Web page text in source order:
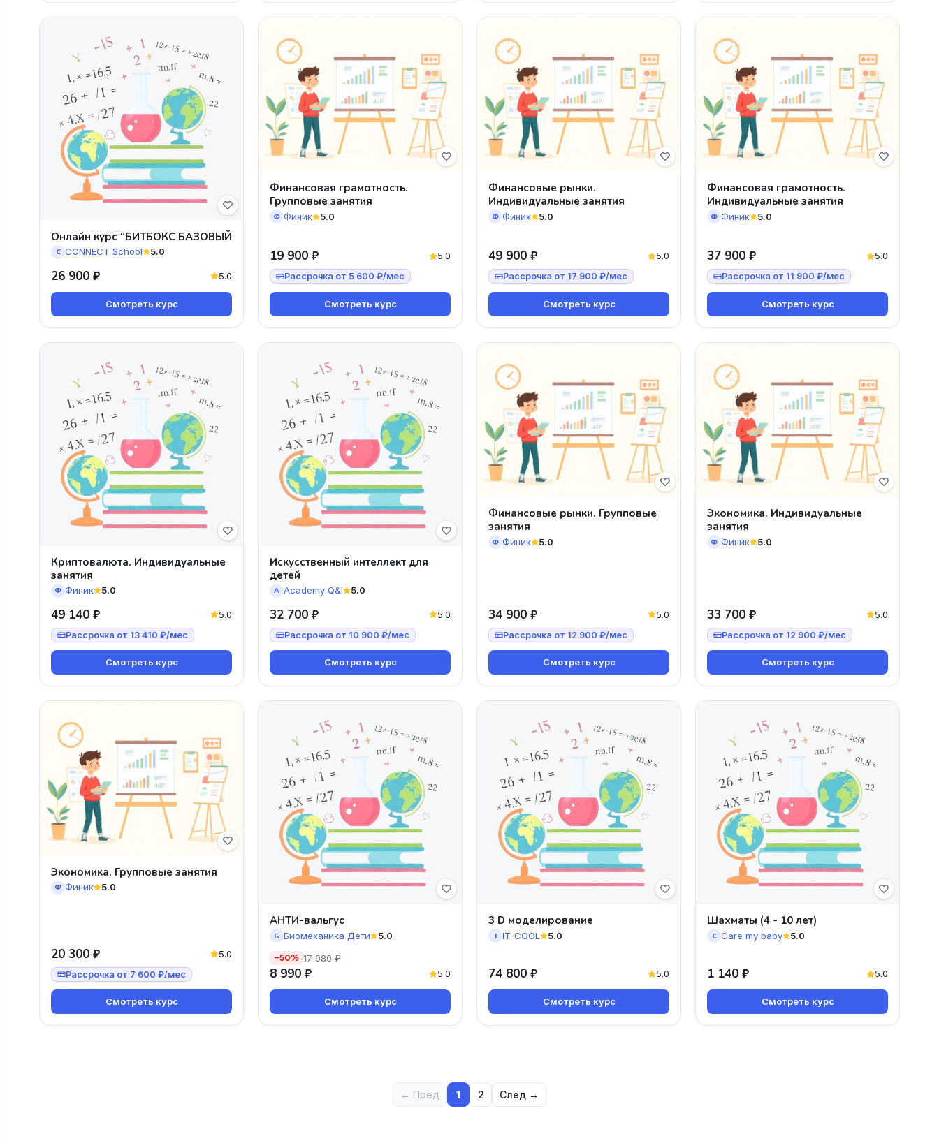
Онлайн курс “БИТБОКС БАЗОВЫЙ
C CONNECT School 5.0
26 900 ₽ 5.0
Смотреть курс
Финансовая грамотность.
Групповые занятия
Ф Финик 5.0
19 900 ₽ 5.0
Рассрочка от 5 600 ₽/мес
Смотреть курс
Финансовые рынки.
Индивидуальные занятия
Ф Финик 5.0
49 900 ₽ 5.0
Рассрочка от 17 900 ₽/мес
Смотреть курс
Финансовая грамотность.
Индивидуальные занятия
Ф Финик 5.0
37 900 ₽ 5.0
Рассрочка от 11 900 ₽/мес
Смотреть курс
Криптовалюта. Индивидуальные
занятия
Ф Финик 5.0
49 140 ₽ 5.0
Рассрочка от 13 410 ₽/мес
Смотреть курс
Искусственный интеллект для
детей
A Academy Q&I 5.0
32 700 ₽ 5.0
Рассрочка от 10 900 ₽/мес
Смотреть курс
Финансовые рынки. Групповые
занятия
Ф Финик 5.0
34 900 ₽ 5.0
Рассрочка от 12 900 ₽/мес
Смотреть курс
Экономика. Индивидуальные
занятия
Ф Финик 5.0
33 700 ₽ 5.0
Рассрочка от 12 900 ₽/мес
Смотреть курс
Экономика. Групповые занятия
Ф Финик 5.0
20 300 ₽ 5.0
Рассрочка от 7 600 ₽/мес
Смотреть курс
АНТИ-вальгус
Б Биомеханика Дети 5.0
−50% 17 980 ₽
8 990 ₽ 5.0
Смотреть курс
3 D моделирование
I IT-COOL 5.0
74 800 ₽ 5.0
Смотреть курс
Шахматы (4 - 10 лет)
C Care my baby 5.0
1 140 ₽ 5.0
Смотреть курс
← Пред 1 2 След →